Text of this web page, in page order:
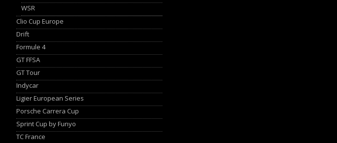
WSR
Clio Cup Europe
Drift
Formule 4
GT FFSA
GT Tour
Indycar
Ligier European Series
Porsche Carrera Cup
Sprint Cup by Funyo
TC France